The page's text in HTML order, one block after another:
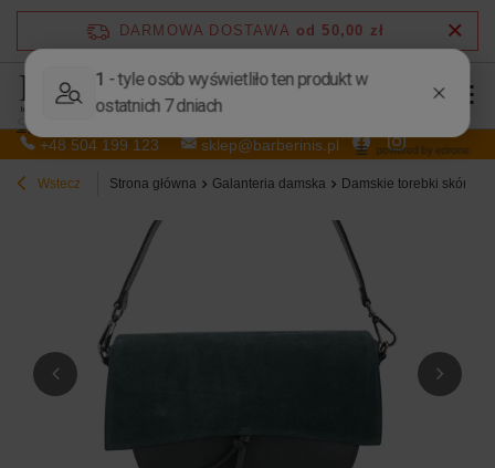
+48 504 199 123 sklep@barberinis.pl
DARMOWA DOSTAWA od 50,00 zł
Wstecz Strona główna Galanteria damska Damskie torebki
Sprzedaż hurtowa